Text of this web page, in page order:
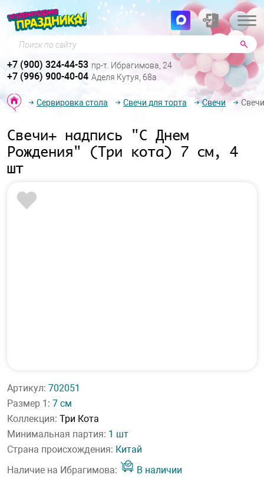
Поиск по сайту
+7 (900) 324-44-53 пр-т. Ибрагимова, 24
+7 (996) 900-40-04 Аделя Кутуя, 68а
Сервировка стола Свечи для торта Свечи
Свечи+ надпись "С Днем
Рождения" (Три кота) 7 см, 4
шт
Артикул: 702051
Размер 1: 7 см
Коллекция: Три Кота
Минимальная партия: 1 шт
Страна происхождения: Китай
Наличие на Ибрагимова:
В наличии